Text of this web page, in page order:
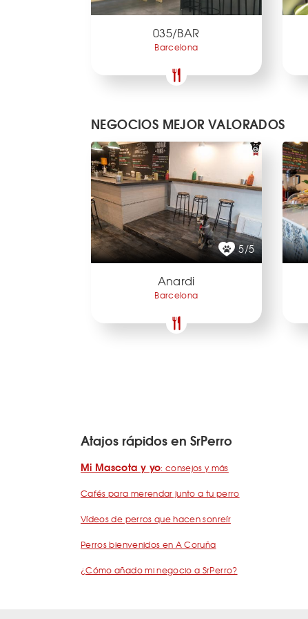
035/BAR
Barcelona
NEGOCIOS MEJOR VALORADOS
5/5
Anardi
Barcelona
Atajos rápidos en SrPerro
Mi Mascota y yo: consejos y más
Cafés para merendar junto a tu perro
Vídeos de perros que hacen sonreír
Perros bienvenidos en A Coruña
¿Cómo añado mi negocio a SrPerro?